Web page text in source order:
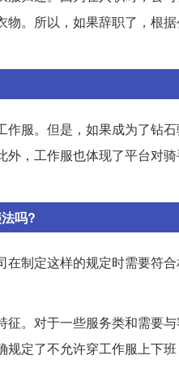
。所以，如果辞职了，根
服。但是，如果成为了钻
，工作服也体现了平台对
吗?
制定这样的规定时需要符
。对于一些服务类和需要
定了不允许穿工作服上下